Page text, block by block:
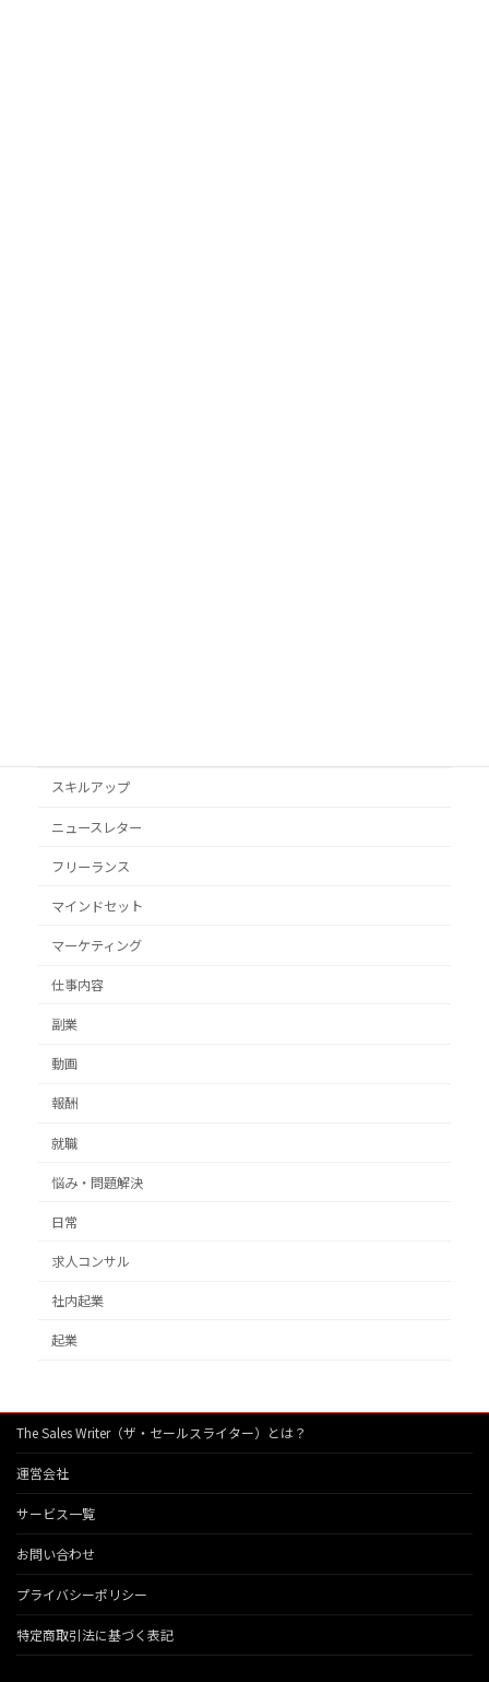
スキルアップ
ニュースレター
フリーランス
マインドセット
マーケティング
仕事内容
副業
動画
報酬
就職
悩み・問題解決
日常
求人コンサル
社内起業
起業
The Sales Writer（ザ・セールスライター）とは？
運営会社
サービス一覧
お問い合わせ
プライバシーポリシー
特定商取引法に基づく表記